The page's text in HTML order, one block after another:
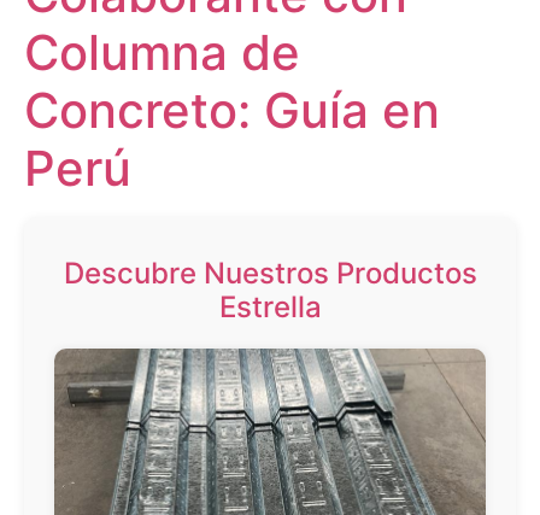
Columna de
Concreto: Guía en
Perú
Descubre Nuestros Productos
Estrella